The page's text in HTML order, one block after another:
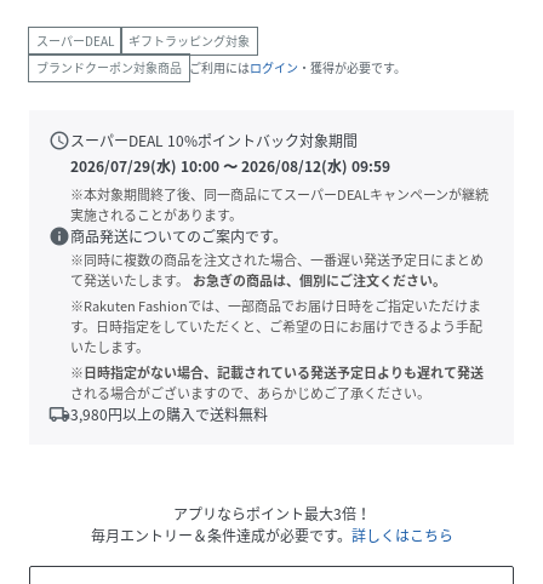
スーパーDEAL
ギフトラッピング対象
ブランドクーポン対象商品 ご利用にはログイン ・獲得が必要です。
scheduleスーパーDEAL 10%ポイントバック対象期間
2026/07/29(水) 10:00〜2026/08/12(水) 09:59
※本対象期間終了後、同一商品にてスーパーDEALキャンペーンが継続
実施されることがあります。
info商品発送についてのご案内です。
※同時に複数の商品を注文された場合、一番遅い発送予定日にまとめ
て発送いたします。
お急ぎの商品は、個別にご注文ください。
※Rakuten Fashionでは、一部商品でお届け日時をご指定いただけま
す。日時指定をしていただくと、ご希望の日にお届けできるよう手配
いたします。
※日時指定がない場合、記載されている発送予定日よりも遅れて発送
される場合がございますので、あらかじめご了承ください。
local_shipping3,980円以上の購入で送料無料
アプリならポイント最大3倍！
毎月エントリー＆条件達成が必要です。 詳しくはこちら